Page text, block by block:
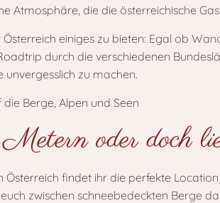
Atmosphäre, die die österreichische
einiges zu bieten: Egal ob
durch die verschiedenen
unvergesslich zu machen.
oder doch
Österreich findet ihr die perfekte
zwischen schneebedeckten Berge